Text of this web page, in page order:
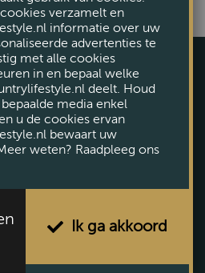
verzamelt en
informatie over uw
advertenties te
met alle cookies
in en bepaal welke
deelt. Houd
media enkel
u de cookies ervan
bewaart uw
weten? Raadpleeg ons
Ik ga akkoord